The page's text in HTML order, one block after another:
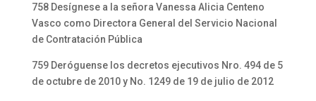
758 Desígnese a la señora Vanessa Alicia Centeno
Vasco como Directora General del Servicio Nacional
de Contratación Pública
759 Deróguense los decretos ejecutivos Nro. 494 de 5
de octubre de 2010 y No. 1249 de 19 de julio de 2012